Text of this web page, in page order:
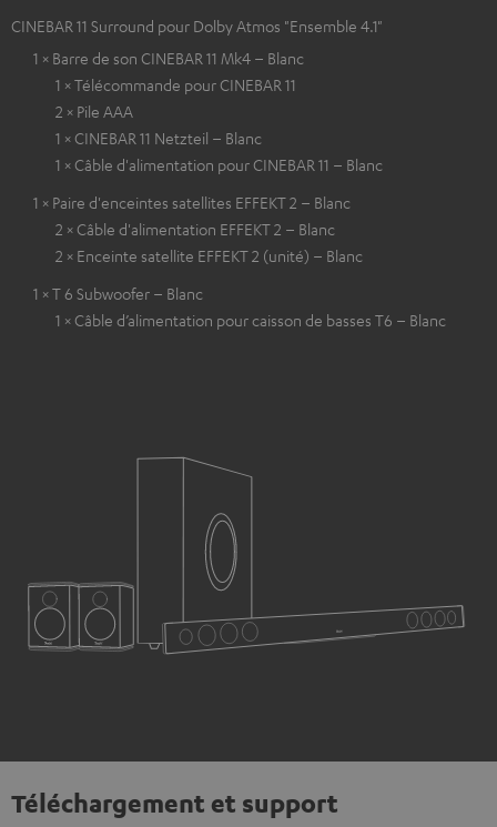
CINEBAR 11 Surround pour Dolby Atmos "Ensemble 4.1"
1 × Barre de son CINEBAR 11 Mk4 – Blanc
1 × Télécommande pour CINEBAR 11
2 × Pile AAA
1 × CINEBAR 11 Netzteil – Blanc
1 × Câble d'alimentation pour CINEBAR 11 – Blanc
1 × Paire d'enceintes satellites EFFEKT 2 – Blanc
2 × Câble d'alimentation EFFEKT 2 – Blanc
2 × Enceinte satellite EFFEKT 2 (unité) – Blanc
1 × T 6 Subwoofer – Blanc
1 × Câble d’alimentation pour caisson de basses T6 – Blanc
Téléchargement et support